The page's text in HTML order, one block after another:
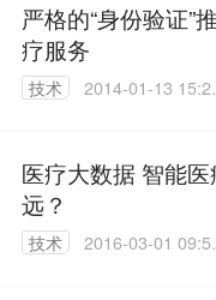
严格的“身份验证”
疗服务
技术
2014-01-13
医疗大数据 智能
远？
技术
2016-03-01